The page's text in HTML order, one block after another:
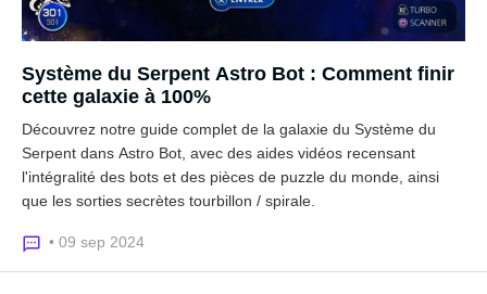
Système du Serpent Astro Bot : Comment finir
cette galaxie à 100%
Découvrez notre guide complet de la galaxie du Système du
Serpent dans Astro Bot, avec des aides vidéos recensant
l'intégralité des bots et des pièces de puzzle du monde, ainsi
que les sorties secrètes tourbillon / spirale.
• 09 sep 2024